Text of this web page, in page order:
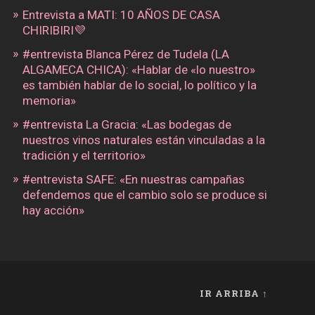
Entrevista a MATI: 10 AÑOS DE CASA
CHIRIBIRI💜
#entrevista Blanca Pérez de Tudela (LA
ALGAMECA CHICA): «Hablar de «lo nuestro»
es también hablar de lo social, lo político y la
memoria»
#entrevista La Gracia: «Las bodegas de
nuestros vinos naturales están vinculadas a la
tradición y el territorio»
#entrevista SAFE: «En nuestras campañas
defendemos que el cambio solo se produce si
hay acción»
IR ARRIBA ↑